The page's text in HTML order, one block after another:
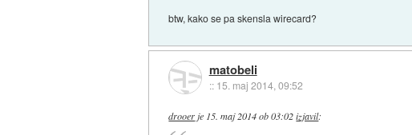
btw, kako se pa skensla wirecard?
matobeli
:: 15. maj 2014, 09:52
drooer je 15. maj 2014 ob 03:02 izjavil: